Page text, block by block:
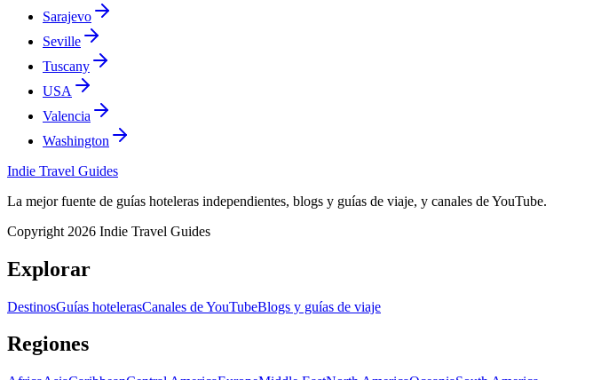
Sarajevo
Seville
Tuscany
USA
Valencia
Washington
Indie Travel Guides
La mejor fuente de guías hoteleras independientes, blogs y guías de viaje, y canales de YouTube.
Copyright 2026 Indie Travel Guides
Explorar
DestinosGuías hotelerasCanales de YouTubeBlogs y guías de viaje
Regiones